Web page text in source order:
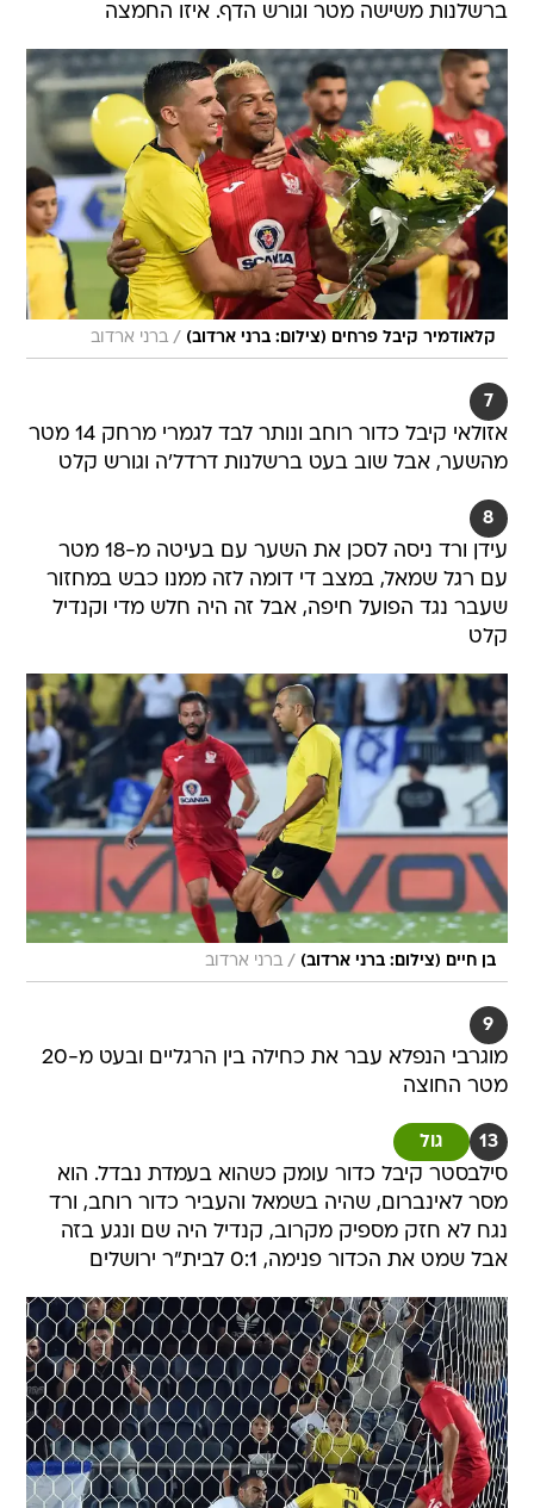
ברשלנות משישה מטר וגורש הדף. איזו החמצה
קלאודמיר קיבל פרחים (צילום: ברני ארדוב) / ברני ארדוב
7
אזולאי קיבל כדור רוחב ונותר לבד לגמרי מרחק 14 מטר
מהשער, אבל שוב בעט ברשלנות דרדל'ה וגורש קלט
8
עידן ורד ניסה לסכן את השער עם בעיטה מ-18 מטר
עם רגל שמאל, במצב די דומה לזה ממנו כבש במחזור
שעבר נגד הפועל חיפה, אבל זה היה חלש מדי וקנדיל
קלט
בן חיים (צילום: ברני ארדוב) / ברני ארדוב
9
מוגרבי הנפלא עבר את כחילה בין הרגליים ובעט מ-20
מטר החוצה
13 גול
סילבסטר קיבל כדור עומק כשהוא בעמדת נבדל. הוא
מסר לאינברום, שהיה בשמאל והעביר כדור רוחב, ורד
נגח לא חזק מספיק מקרוב, קנדיל היה שם ונגע בזה
אבל שמט את הכדור פנימה, 0:1 לבית"ר ירושלים